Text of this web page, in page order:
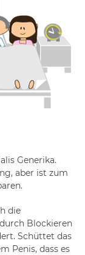
Generika.
aber ist zum
die
Blockieren
Schüttet das
Penis, dass es